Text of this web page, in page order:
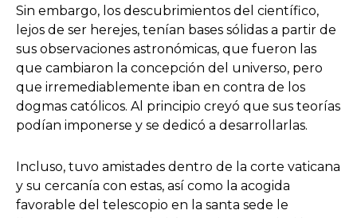
Sin embargo, los descubrimientos del científico,
lejos de ser herejes, tenían bases sólidas a partir de
sus observaciones astronómicas, que fueron las
que cambiaron la concepción del universo, pero
que irremediablemente iban en contra de los
dogmas católicos. Al principio creyó que sus teorías
podían imponerse y se dedicó a desarrollarlas.
Incluso, tuvo amistades dentro de la corte vaticana
y su cercanía con estas, así como la acogida
favorable del telescopio en la santa sede le